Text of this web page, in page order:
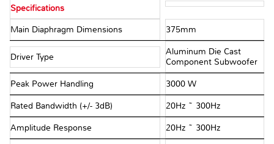
Specifications
Main Diaphragm Dimensions 375mm
Driver Type
Aluminum Die Cast
Component Subwoofer
Peak Power Handling 3000 W
Rated Bandwidth (+/- 3dB) 20Hz ~ 300Hz
Amplitude Response 20Hz ~ 300Hz